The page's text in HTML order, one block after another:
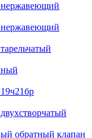
обратный клапан